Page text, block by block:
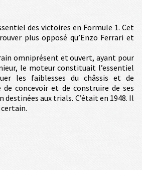
des victoires en Formule 1. Cet
plus opposé qu’Enzo Ferrari et
omniprésent et ouvert, ayant pour
le moteur constituait l’essentiel
les faiblesses du châssis et de
de concevoir et de construire de ses
destinées aux trials. C’était en 1948. Il